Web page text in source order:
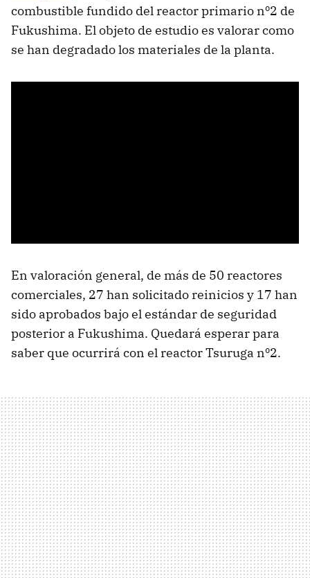
combustible fundido del reactor primario nº2 de
Fukushima. El objeto de estudio es valorar como
se han degradado los materiales de la planta.
En valoración general, de más de 50 reactores
comerciales, 27 han solicitado reinicios y 17 han
sido aprobados bajo el estándar de seguridad
posterior a Fukushima. Quedará esperar para
saber que ocurrirá con el reactor Tsuruga nº2.